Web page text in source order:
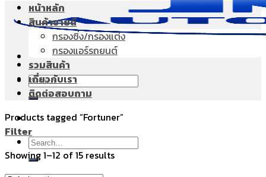
Search
for:
Search
for:
หน้าหลัก
สินค้าขายดี
กรองซิ่ง/กรองแต่ง
กรองแอร์รถยนต์
รวมสินค้า
เกี่ยวกับเรา
ติดต่อสอบถาม
Products tagged “Fortuner”
Filter
Showing 1–12 of 15 results